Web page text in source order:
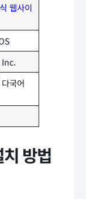
웹사이
국어
방법